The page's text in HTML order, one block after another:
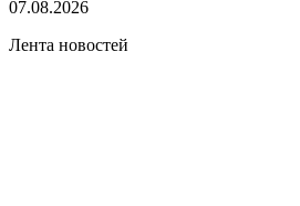
07.08.2026
Лента новостей